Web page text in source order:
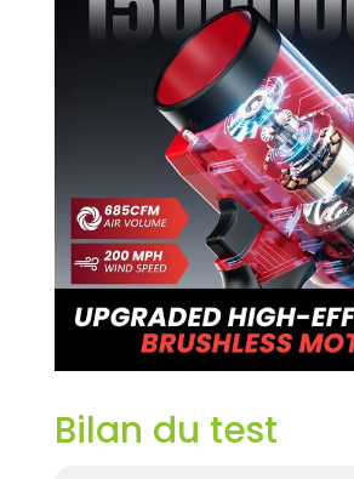
Bilan du test